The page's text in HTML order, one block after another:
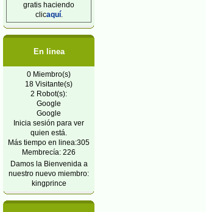
gratis haciendo
clicaquí.
En linea
0 Miembro(s)
18 Visitante(s)
2 Robot(s):
Google
Google
Inicia sesión para ver
quien está.
Más tiempo en linea:305
Membrecía: 226
Damos la Bienvenida a
nuestro nuevo miembro:
kingprince